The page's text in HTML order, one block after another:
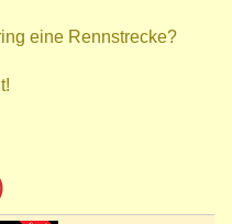
eine Rennstrecke?